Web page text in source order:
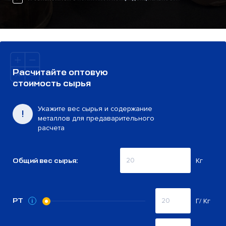
Расчитайте оптовую
стоимость сырья
Укажите вес сырья и содержание
металлов для предаварительного
расчета
Общий вес сырья: Кг
PT Г/ Кг